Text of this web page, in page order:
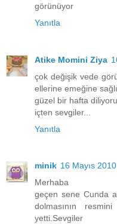
görünüyor
Yanıtla
Atike Momini Ziya
çok değişik vede
ellerine emeğine
güzel bir hafta
içten sevgiler...
Yanıtla
minik 16 Mayıs
Merhaba
geçen sene Cunda
dolmasının
yetti.Sevgiler